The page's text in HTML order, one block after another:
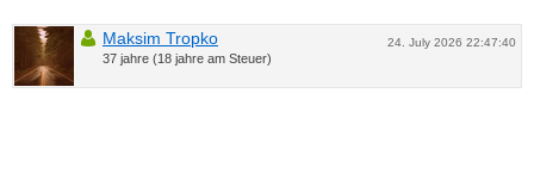
24. July 2026 22:47:40
Maksim Tropko
37 jahre (18 jahre am Steuer)